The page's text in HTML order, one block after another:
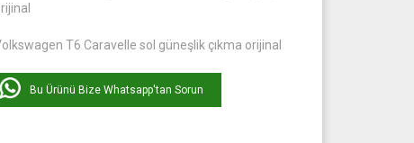
T6 Caravelle sol güneşlik çıkma orijinal
Bu Ürünü Bize Whatsapp'tan Sorun